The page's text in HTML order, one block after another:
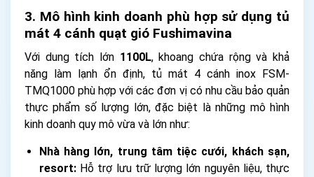
3. Mô hình kinh doanh phù hợp sử dụng tủ
mát 4 cánh quạt gió Fushimavina
Với dung tích lớn 1100L, khoang chứa rộng và khả
năng làm lạnh ổn định, tủ mát 4 cánh inox FSM-
TMQ1000 phù hợp với các đơn vị có nhu cầu bảo quản
thực phẩm số lượng lớn, đặc biệt là những mô hình
kinh doanh quy mô vừa và lớn như:
Nhà hàng lớn, trung tâm tiệc cưới, khách sạn,
resort:Hỗ trợ lưu trữ lượng lớn nguyên liệu, thực